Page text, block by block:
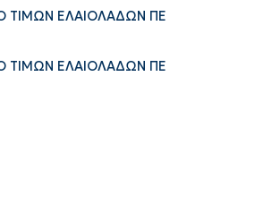
ΤΙΜΩΝ ΕΛΑΙΟΛΑΔΩΝ ΠΕ
ΤΙΜΩΝ ΕΛΑΙΟΛΑΔΩΝ ΠΕ